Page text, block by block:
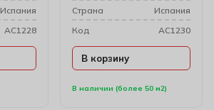
Испания
AC1228
В наличии (более 50 м2)
Cтрана
Испания
Код
AC1230
В корзину